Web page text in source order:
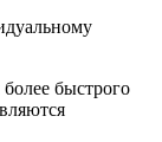
быстрого